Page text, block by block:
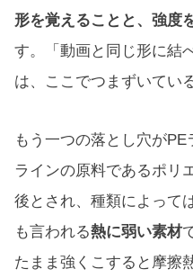
形を覚えることと、強度
す。「動画と同じ形に結
は、ここでつまずいてい
もう一つの落とし穴が
ラインの原料であるポリ
後とされ、種類によって
も言われる熱に弱い素材
たまま強くこすると摩擦